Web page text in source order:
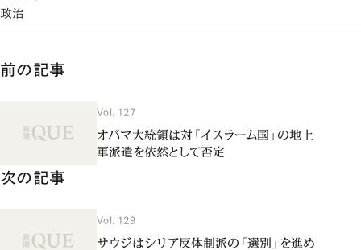
政治
前の記事
Vol. 127
オバマ大統領は対「イスラーム国」の地上
軍派遣を依然として否定
次の記事
Vol. 129
サウジはシリア反体制派の「選別」を進め